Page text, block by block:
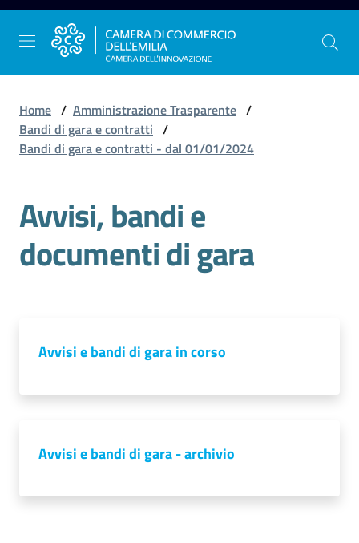
Vai al contenuto
Vai alla navigazione
Vai al footer
dell'Emilia
Gestire
Promuovere
Home / Amministrazione Trasparente /
Bandi di gara e contratti /
Bandi di gara e contratti - dal 01/01/2024
Avvisi, bandi e
documenti di gara
Avvisi e bandi di gara in corso
Avvisi e bandi di gara - archivio